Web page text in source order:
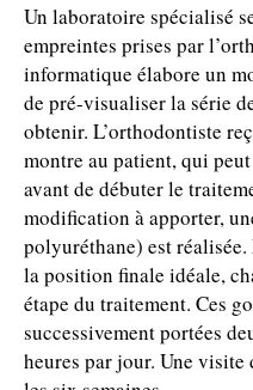
Un laboratoire spécialisé
empreintes prises par
informatique élabore un
de pré-visualiser la série
obtenir. L’orthodontiste
montre au patient, qui
avant de débuter le
modification à apporter,
polyuréthane) est
la position finale idéale,
étape du traitement. Ces
successivement portées
heures par jour. Une